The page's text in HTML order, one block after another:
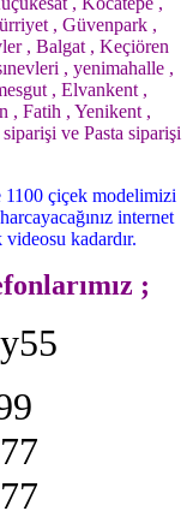
, Güvenpark ,
, Balgat , Keçiören
, yenimahalle ,
, Elvankent ,
, Fatih , Yenikent ,
ve Pasta siparişi
çiçek modelimizi
internet
videosu kadardır.
;